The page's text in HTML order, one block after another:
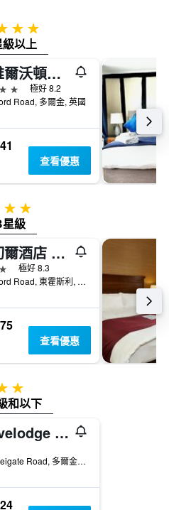
4星級
以上
德維爾沃頓之家酒店 - 多爾金
極好 8.2
Road, 多爾金, 英國
查看優惠
3星級
級
撒切爾酒店 - 里茲海德
極好 8.3
Guildford Road, 東霍斯利, 英國
查看優惠
2星級
和以下
Travelodge Dorking
A25 Reigate Road, 多爾金, 英國